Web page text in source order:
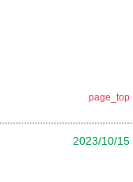
page_top
2023/10/15